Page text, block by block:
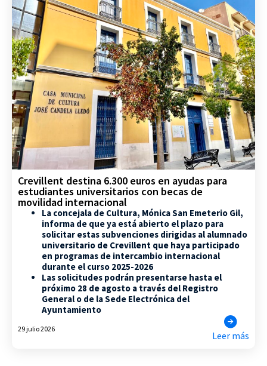
Crevillent destina 6.300 euros en ayudas para
estudiantes universitarios con becas de
movilidad internacional
La concejala de Cultura, Mónica San Emeterio Gil,
informa de que ya está abierto el plazo para
solicitar estas subvenciones dirigidas al alumnado
universitario de Crevillent que haya participado
en programas de intercambio internacional
durante el curso 2025-2026
Las solicitudes podrán presentarse hasta el
próximo 28 de agosto a través del Registro
General o de la Sede Electrónica del
Ayuntamiento
29 julio 2026
Leer más